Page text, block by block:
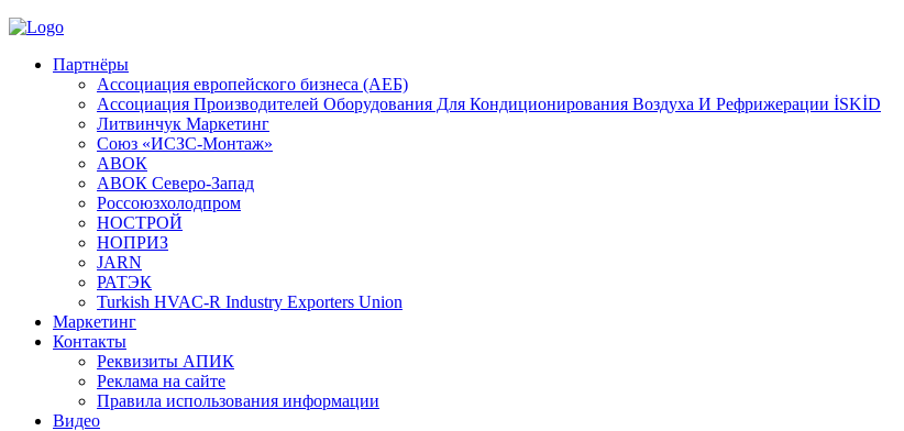
Партнёры
Ассоциация европейского бизнеса (АЕБ)
Aссоциация Производителей Оборудования Для Кондиционирования Воздуха И Рефрижерации İSKİD
Литвинчук Маркетинг
Союз «ИСЗС-Монтаж»
АВОК
АВОК Северо-Запад
Россоюзхолодпром
НОСТРОЙ
НОПРИЗ
JARN
РАТЭК
Turkish HVAC-R Industry Exporters Union
Маркетинг
Контакты
Реквизиты АПИК
Реклама на сайте
Правила использования информации
Видео